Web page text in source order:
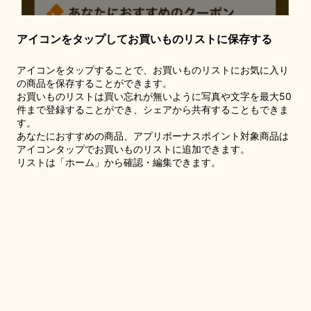
アイコンをタップしてお買いものリストに保存する
アイコンをタップすることで、お買いものリストにお気に入り
の商品を保存することができます。
お買いものリストは買い忘れが無いように写真や文字を最大50
件まで登録することができ、シェアから共有することもできま
す。
あなたにおすすめの商品、アプリボーナスポイント対象商品は
アイコンタップでお買いものリストに追加できます。
リストは「ホーム」から確認・編集できます。